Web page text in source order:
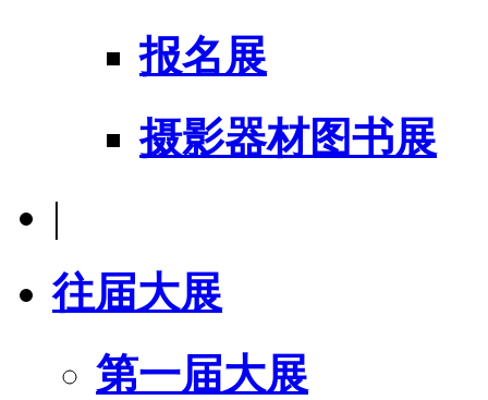
报名展
摄影器材图书展
|
往届大展
第一届大展